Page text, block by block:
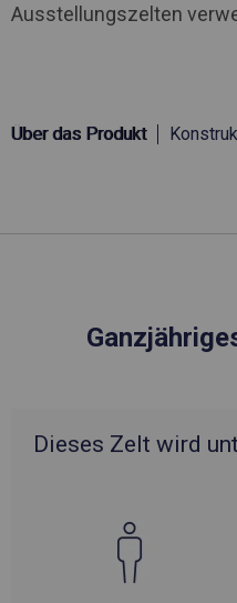
Ausstellungszelten
Über das Produkt
Dieses Zelt wird